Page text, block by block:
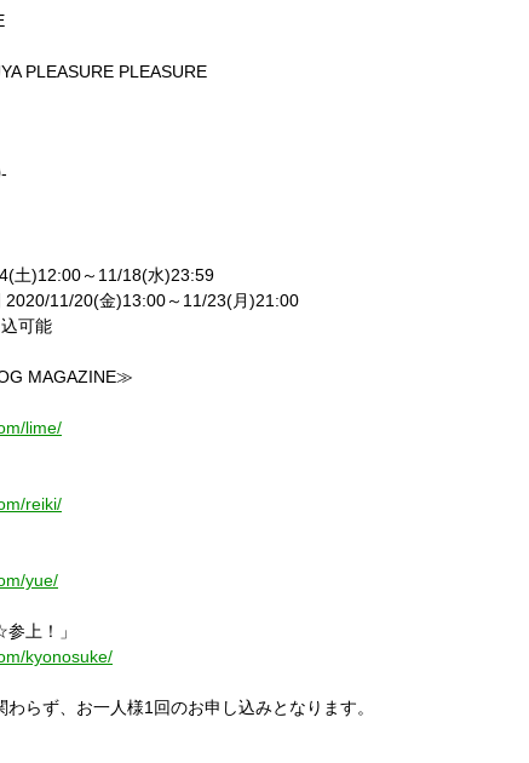
PLEASURE PLEASURE
土)12:00～ 11/18(水)23:59
2020/11/20(金)13:00～ 11/23(月)21:00
可能
MAGAZINE≫
lime/
reiki/
yue/
上！」
kyonosuke/
らず、お一人様1 回のお申し込みとなります。